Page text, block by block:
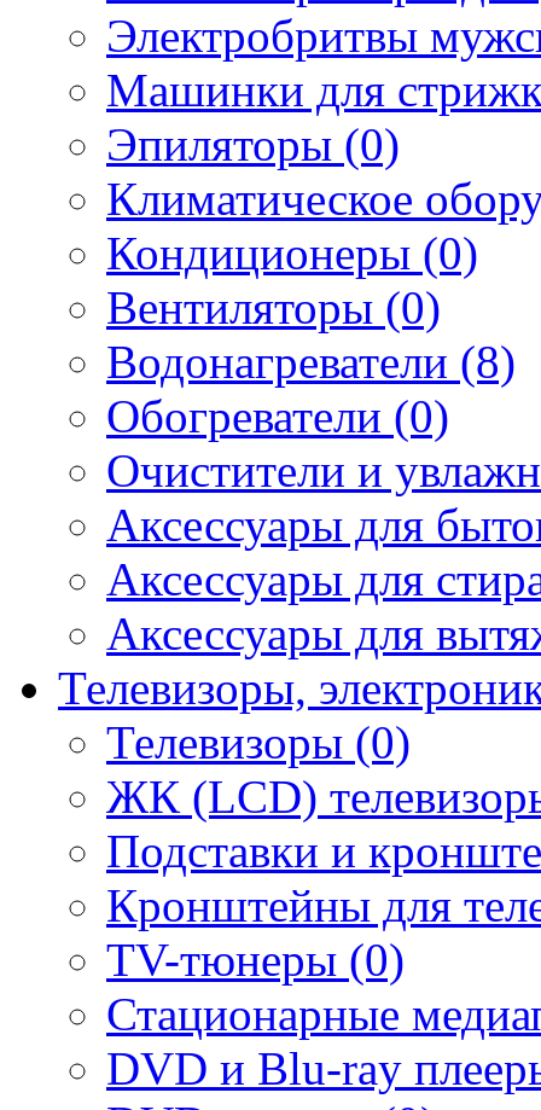
Электробритвы
Машинки для
Эпиляторы (0)
Климатическое
Кондиционеры (0)
Вентиляторы (0)
Водонагреватели (8)
Обогреватели (0)
Очистители и
Аксессуары для
Аксессуары для
Аксессуары для
Телевизоры,
Телевизоры (0)
ЖК (LCD)
Подставки и
Кронштейны для
TV-тюнеры (0)
Стационарные
DVD и Blu-ray